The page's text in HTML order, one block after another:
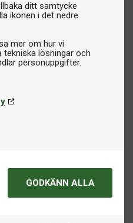
ditt samtycke
ikonen i det nedre
mer om hur vi
tekniska lösningar och
GODKÄNN ALLA